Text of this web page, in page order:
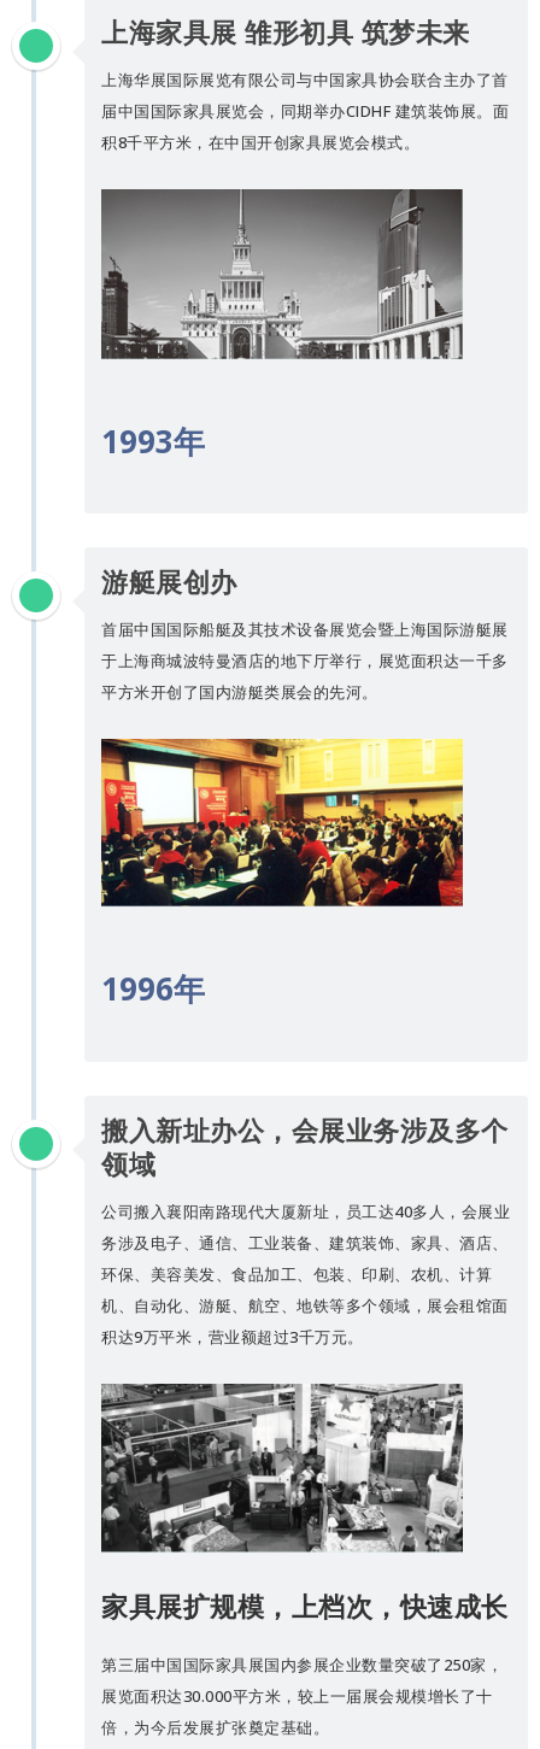
上海家具展 雏形初具 筑梦未来
上海华展国际展览有限公司与中国家具协会联合主办了首
届中国国际家具展览会，同期举办CIDHF 建筑装饰展。面
积8千平方米，在中国开创家具展览会模式。
1993年
游艇展创办
首届中国国际船艇及其技术设备展览会暨上海国际游艇展
于上海商城波特曼酒店的地下厅举行，展览面积达一千多
平方米开创了国内游艇类展会的先河。
1996年
搬入新址办公，会展业务涉及多个
领域
公司搬入襄阳南路现代大厦新址，员工达40多人，会展业
务涉及电子、通信、工业装备、建筑装饰、家具、酒店、
环保、美容美发、食品加工、包装、印刷、农机、计算
机、自动化、游艇、航空、地铁等多个领域，展会租馆面
积达9万平米，营业额超过3千万元。
家具展扩规模，上档次，快速成长
第三届中国国际家具展国内参展企业数量突破了250家，
展览面积达30.000平方米，较上一届展会规模增长了十
倍，为今后发展扩张奠定基础。